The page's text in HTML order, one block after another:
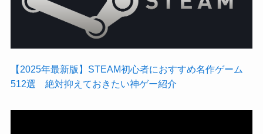
【2025年最新版】STEAM初心者におすすめ名作ゲーム
512選 絶対抑えておきたい神ゲー紹介